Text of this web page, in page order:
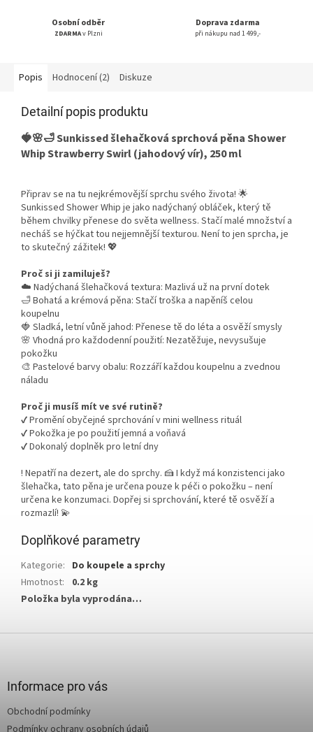
Osobní odběr
ZDARMAv Plzni
Doprava zdarma
při nákupu nad 1 499,-
Popis Hodnocení (2) Diskuze
Detailní popis produktu
🍓🌸🛁 Sunkissed šlehačková sprchová pěna Shower
Whip Strawberry Swirl (jahodový vír), 250 ml
Připrav se na tu nejkrémovější sprchu svého života! 🌟
Sunkissed Shower Whip je jako nadýchaný obláček, který tě
během chvilky přenese do světa wellness. Stačí malé množství a
necháš se hýčkat tou nejjemnější texturou. Není to jen sprcha, je
to skutečný zážitek! 💖
Proč si ji zamiluješ?
☁️ Nadýchaná šlehačková textura: Mazlivá už na první dotek
🛁 Bohatá a krémová pěna: Stačí troška a napěníš celou
koupelnu
🍓 Sladká, letní vůně jahod: Přenese tě do léta a osvěží smysly
🌸 Vhodná pro každodenní použití: Nezatěžuje, nevysušuje
pokožku
🎨 Pastelové barvy obalu: Rozzáří každou koupelnu a zvednou
náladu
Proč ji musíš mít ve své rutině?
✔️ Promění obyčejné sprchování v mini wellness rituál
✔️ Pokožka je po použití jemná a voňavá
✔️ Dokonalý doplněk pro letní dny
! Nepatří na dezert, ale do sprchy. 🍰 I když má konzistenci jako
šlehačka, tato pěna je určena pouze k péči o pokožku – není
určena ke konzumaci. Dopřej si sprchování, které tě osvěží a
rozmazlí! 💫
Doplňkové parametry
Kategorie: Do koupele a sprchy
Hmotnost:
0.2 kg
Položka byla vyprodána…
Informace pro vás
Obchodní podmínky